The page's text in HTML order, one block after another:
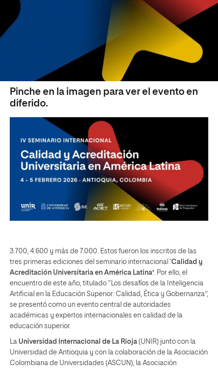
Pinche en la imagen para ver el evento en
diferido.
3.700, 4.600 y más de 7.000. Estos fueron los inscritos de las
tres primeras ediciones del seminario internacional ‘Calidad y
Acreditación Universitaria en América Latina’. Por ello, el
encuentro de este año, titulado “Los desafíos de la Inteligencia
Artificial en la Educación Superior: Calidad, Ética y Gobernanza”,
se presentó como un evento central de autoridades
académicas y expertos internacionales en calidad de la
educación superior.
La Universidad Internacional de La Rioja (UNIR) junto con la
Universidad de Antioquia y con la colaboración de la Asociación
Colombiana de Universidades (ASCUN), la Asociación